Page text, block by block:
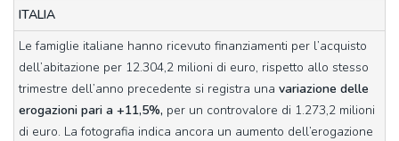
ITALIA
Le famiglie italiane hanno ricevuto finanziamenti per l’acquisto
dell’abitazione per 12.304,2 milioni di euro, rispetto allo stesso
trimestre dell’anno precedente si registra una variazione delle
erogazioni pari a +11,5%, per un controvalore di 1.273,2 milioni
di euro. La fotografia indica ancora un aumento dell’erogazione